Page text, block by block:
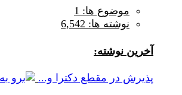
موضوع ها: 1
نوشته ها: 6,542
آخرين نوشته:
پذیرش در مقطع دکترا و...